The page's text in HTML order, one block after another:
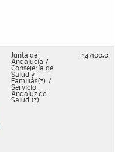
Junta de
Andalucía /
Consejería de
Salud y
Familias(*) /
Servicio
Andaluz de
Salud (*)
347100,0